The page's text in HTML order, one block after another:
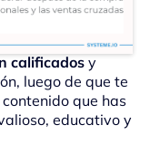
calificados y
luego de que te
que has
educativo y